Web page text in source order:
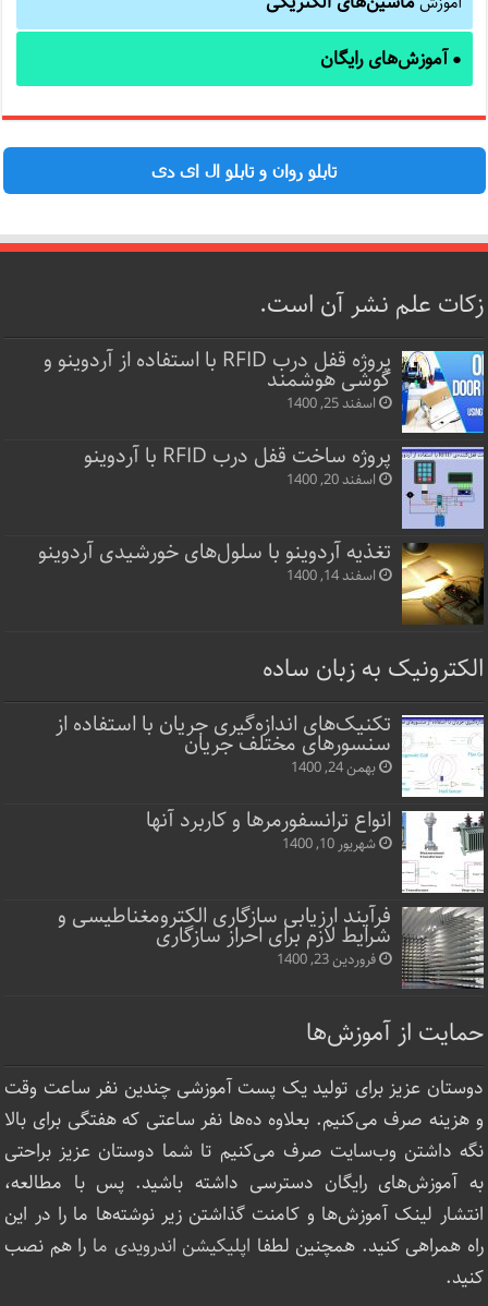
●آموزش‌های رایگان
تابلو روان و تابلو ال ای دی
زکات علم نشر آن است.
پروژه قفل‌ درب RFID با استفاده از آردوینو و
گوشی هوشمند
اسفند 25, 1400
پروژه ساخت قفل‌ درب RFID با آردوینو
اسفند 20, 1400
تغذیه آردوینو با سلول‌های خورشیدی آردوینو
اسفند 14, 1400
الکترونیک به زبان ساده
تکنیک‌های اندازه‌گیری جریان با استفاده از
سنسورهای مختلف جریان
بهمن 24, 1400
انواع ترانسفورمرها و کاربرد آنها
شهریور 10, 1400
فرآیند ارزیابی سازگاری الکترومغناطیسی و
شرایط لازم برای احراز سازگاری
فروردین 23, 1400
حمایت از آموزش‌ها
دوستان عزیز برای تولید یک پست آموزشی چندین نفر ساعت‌ وقت
و هزینه صرف می‌کنیم. بعلاوه ده‌ها نفر ساعتی که هفتگی برای بالا
نگه داشتن وب‌سایت صرف ‌می‌کنیم تا شما دوستان عزیز براحتی
به آموزش‌های رایگان دسترسی داشته باشید. پس با مطالعه،
انتشار لینک‌ آموزش‌ها و کامنت گذاشتن زیر نوشته‌‌ها ما را در این
راه همراهی کنید. همچنین لطفا اپلیکیشن اندرویدی ما را هم نصب
کنید.